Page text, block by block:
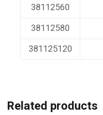
38112560
38112580
381125120
Related products